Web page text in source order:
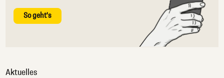
So geht's
Aktuelles